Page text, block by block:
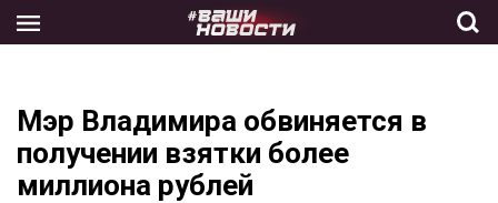
the
Мэр Владимира обвиняется в
получении взятки более
миллиона рублей